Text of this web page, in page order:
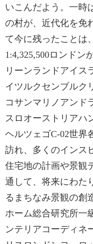
いこんだよう。一時
の村が、近代化を免
て今に残ったこと
1:4,325,500ロンドン
リーンランドアイス
イツルクセンブルク
コサンマリノアンド
スロオーストリアハ
ヘルツェゴC-02世界
訪れ、多くのインス
住宅地の計画や景観
通して、将来にわた
るまちなみ景観の創
ホーム総合研究所一
ンテリアコーディ